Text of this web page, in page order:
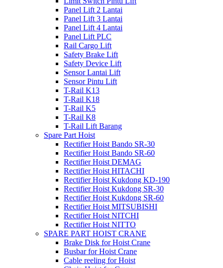
Panel Lift 2 Lantai
Panel Lift 3 Lantai
Panel Lift 4 Lantai
Panel Lift PLC
Rail Cargo Lift
Safety Brake Lift
Safety Device Lift
Sensor Lantai Lift
Sensor Pintu Lift
T-Rail K13
T-Rail K18
T-Rail K5
T-Rail K8
T-Rail Lift Barang
Spare Part Hoist
Rectifier Hoist Bando SR-30
Rectifier Hoist Bando SR-60
Rectifier Hoist DEMAG
Rectifier Hoist HITACHI
Rectifier Hoist Kukdong KD-190
Rectifier Hoist Kukdong SR-30
Rectifier Hoist Kukdong SR-60
Rectifier Hoist MITSUBISHI
Rectifier Hoist NITCHI
Rectifier Hoist NITTO
SPARE PART HOIST CRANE
Brake Disk for Hoist Crane
Busbar for Hoist Crane
Cable reeling for Hoist